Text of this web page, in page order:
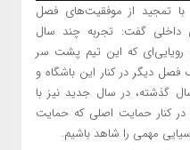
با تمجید از موفقیت‌های فصل
داخلی گفت: تجربه چند سال
رویایی‌ای که این تیم پشت سر
دیگر در کنار این باشگاه و
گذشته، در سال جدید نیز با
کنار حمایت اصلی که حمایت
مهمی را شاهد باشیم.